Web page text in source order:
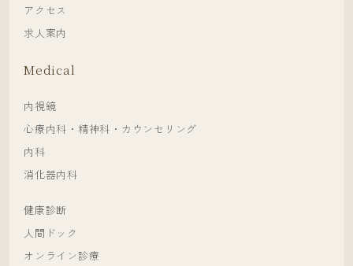
アクセス
求人案内
Medical
内視鏡
心療内科・精神科・カウンセリング
内科
消化器内科
健康診断
人間ドック
オンライン診療